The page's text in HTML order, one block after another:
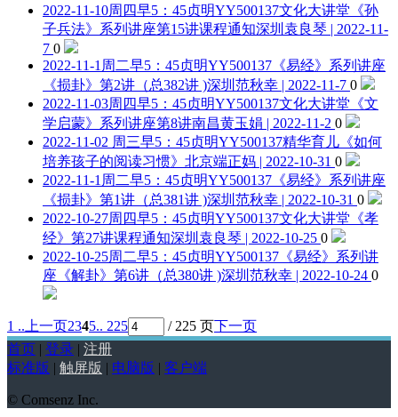
2022-11-10周四早5：45贞明YY500137文化大讲堂《孙
子兵法》系列讲座第15讲课程通知深圳袁良琴 | 2022-11-
7 0
2022-11-1周二早5：45贞明YY500137《易经》系列讲座
《损卦》第2讲（总382讲 )深圳范秋幸 | 2022-11-7 0
2022-11-03周四早5：45贞明YY500137文化大讲堂《文
学启蒙》系列讲座第8讲南昌黄玉娟 | 2022-11-2 0
2022-11-02 周三早5：45贞明YY500137精华育儿《如何
培养孩子的阅读习惯》 北京端正妈 | 2022-10-31 0
2022-11-1周二早5：45贞明YY500137《易经》系列讲座
《损卦》第1讲（总381讲 )深圳范秋幸 | 2022-10-31 0
2022-10-27周四早5：45贞明YY500137文化大讲堂《孝
经》第27讲课程通知深圳袁良琴 | 2022-10-25 0
2022-10-25周二早5：45贞明YY500137《易经》系列讲
座《解卦》第6讲（总380讲 )深圳范秋幸 | 2022-10-24 0
1 .. 上一页2345.. 225 / 225 页下一页
首页 | 登录 | 注册
标准版 | 触屏版 | 电脑版 | 客户端
© Comsenz Inc.